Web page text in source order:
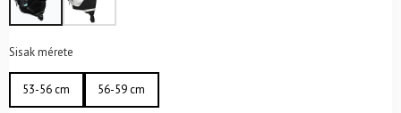
Sisak mérete
53-56 cm 56-59 cm